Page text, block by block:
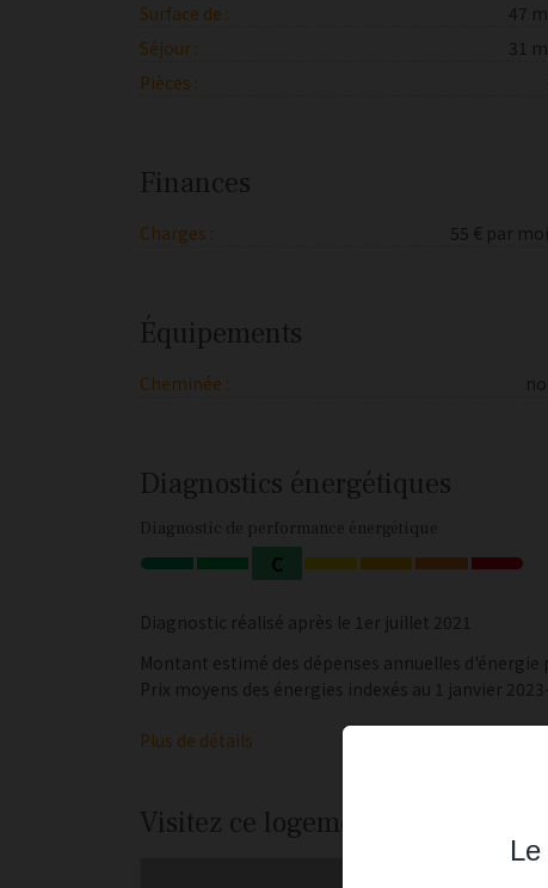
Surface de :
47
Séjour :
31
Pièces :
Finances
Charges : 55 € par
Équipements
Cheminée :
Diagnostics énergétiques
Diagnostic de performance énergétique
C
Diagnostic réalisé après le 1er juillet 2021
Montant estimé des dépenses annuelles d'énergie
Prix moyens des énergies indexés au 1 janvier
Plus de détails
Visitez ce logement